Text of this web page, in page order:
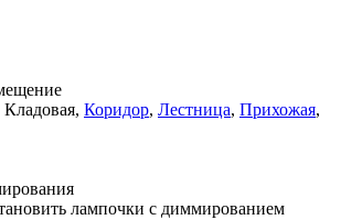
Кладовая, Коридор, Лестница, Прихожая,
лампочки с диммированием